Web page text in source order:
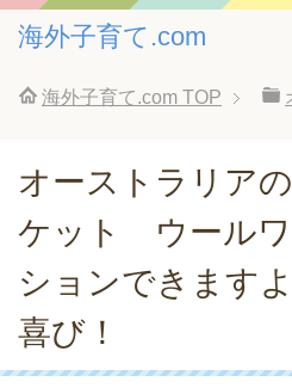
海外子育て.com
海外子育て.com TOP
オーストラリア
ケット ウールワ
ションできます
喜び！